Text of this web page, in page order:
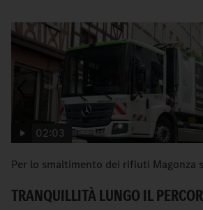
02:03
Per lo smaltimento dei rifiuti Magonza
TRANQUILLITÀ LUNGO IL